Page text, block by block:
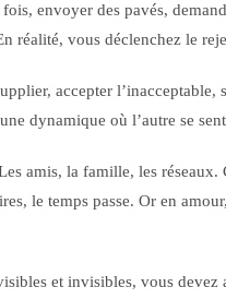
envoyer des pavés,
réalité, vous déclenchez le
accepter
dynamique où l’autre se
amis, la famille, les
le temps passe. Or en
et invisibles, vous devez